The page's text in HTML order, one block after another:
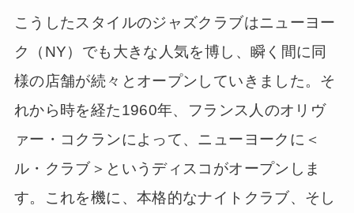
こうしたスタイルのジャズクラブはニューヨー
ク（NY）でも大きな人気を博し、瞬く間に同
様の店舗が続々とオープンしていきました。そ
れから時を経た1960年、フランス人のオリヴ
ァー・コクランによって、ニューヨークに＜
ル・クラブ＞というディスコがオープンしま
す。これを機に、本格的なナイトクラブ、そし